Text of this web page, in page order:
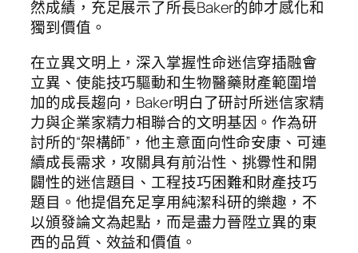
然成績，充足展示了所長Baker的帥才感化和
獨到價值。
在立異文明上，深入掌握性命迷信穿插融會
立異、使能技巧驅動和生物醫藥財產範圍增
加的成長趨向，Baker明白了研討所迷信家精
力與企業家精力相聯合的文明基因。作為研
討所的“架構師”，他主意面向性命安康、可連
續成長需求，攻關具有前沿性、挑釁性和開
闢性的迷信題目、工程技巧困難和財產技巧
題目。他提倡充足享用純潔科研的樂趣，不
以頒發論文為起點，而是盡力晉陞立異的東
西的品質、效益和價值。